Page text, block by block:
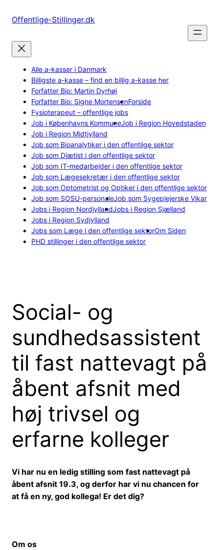
Offentlige-Stillinger.dk
Alle a-kasser i Danmark
Billigste a-kasse – find en billig a-kasse her
Forfatter Bio: Martin Dyrhøj
Forfatter Bio: Signe MortensenForside
Fysioterapeut – offentlige jobs
Job i Københavns KommuneJob i Region Hovedstaden
Job i Region Midtjylland
Job som Bioanalytiker i den offentlige sektor
Job som Diætist i den offentlige sektor
Job som IT-medarbejder i den offentlige sektor
Job som Lægesekretær i den offentlige sektor
Job som Optometrist og Optiker i den offentlige sektor
Job som SOSU-personaleJob som Sygeplejerske Vikar
Jobs i Region NordjyllandJobs i Region Sjælland
Jobs i Region Sydjylland
Jobs som Læge i den offentlige sektorOm Siden
PHD stillinger i den offentlige sektor
Social- og
sundhedsassistent
til fast nattevagt på
åbent afsnit med
høj trivsel og
erfarne kolleger
Vi har nu en ledig stilling som fast nattevagt på
åbent afsnit 19.3, og derfor har vi nu chancen for
at få en ny, god kollega! Er det dig?
Om os